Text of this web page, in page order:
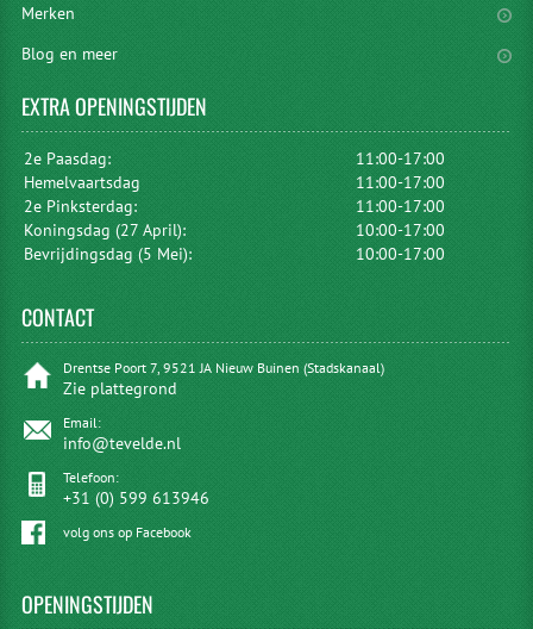
Merken
Blog en meer
EXTRAOPENINGSTIJDEN
2e Paasdag:
11:00-17:00
Hemelvaartsdag
11:00-17:00
2e Pinksterdag:
11:00-17:00
Koningsdag (27 April):
10:00-17:00
Bevrijdingsdag (5 Mei):
10:00-17:00
CONTACT
Drentse Poort 7, 9521 JA Nieuw Buinen (Stadskanaal)
Zie plattegrond
Email:
info@tevelde.nl
Telefoon:
+31 (0) 599 613946
volg ons op Facebook
OPENINGSTIJDEN